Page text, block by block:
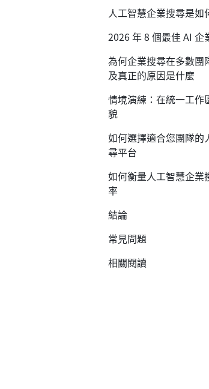
人工智慧企業搜尋是如
2026 年 8 個最佳 AI 企
為何企業搜尋在多數
及真正的原因是什麼
情境演練：在統一工作
貌
如何選擇適合您團隊的
尋平台
如何衡量人工智慧企業
率
結論
常見問題
相關閱讀